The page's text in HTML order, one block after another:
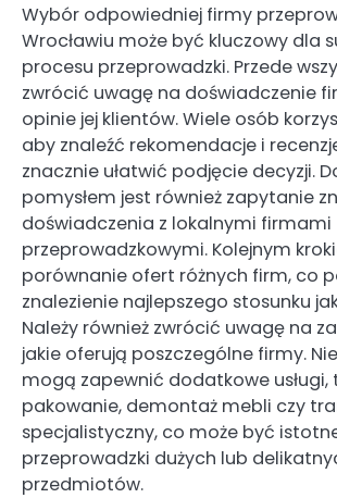
Wybór odpowiedniej firmy
Wrocławiu może być kluczowy dla
procesu przeprowadzki. Przede
zwrócić uwagę na doświadczenie
opinie jej klientów. Wiele osób
aby znaleźć rekomendacje i
znacznie ułatwić podjęcie decyzji.
pomysłem jest również zapytanie
doświadczenia z lokalnymi firmami
przeprowadzkowymi. Kolejnym
porównanie ofert różnych firm, co
znalezienie najlepszego stosunku
Należy również zwrócić uwagę na
jakie oferują poszczególne firmy.
mogą zapewnić dodatkowe usługi,
pakowanie, demontaż mebli czy
specjalistyczny, co może być
przeprowadzki dużych lub
przedmiotów.